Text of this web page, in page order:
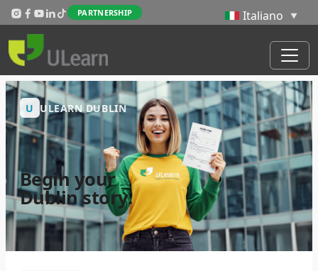
Salta al contenuto principale
PARTNERSHIP
U ULEARN DUBLIN
Begin your
Dublin story.